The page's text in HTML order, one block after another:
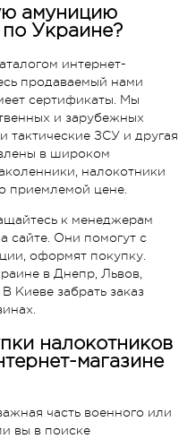
амуницию
Украине?
интернет-
продаваемый нами
сертификаты. Мы
и зарубежных
тактические ЗСУ и другая
в широком
налокотники
приемлемой цене.
к менеджерам
сайте. Они помогут с
оформят покупку.
в Днепр, Львов,
Киеве забрать заказ
налокотников
магазине
часть военного или
вы в поиске